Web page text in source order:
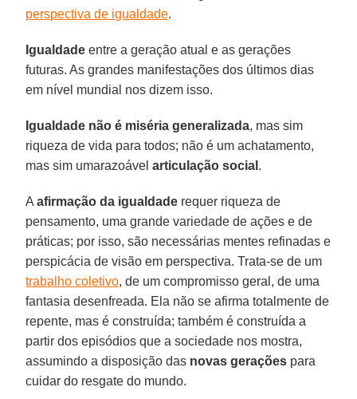
perspectiva de igualdade.
Igualdade entre a geração atual e as gerações
futuras. As grandes manifestações dos últimos dias
em nível mundial nos dizem isso.
Igualdade não é miséria generalizada, mas sim
riqueza de vida para todos; não é um achatamento,
mas sim umarazoávelarticulação social .
Aafirmação da igualdade requer riqueza de
pensamento, uma grande variedade de ações e de
práticas; por isso, são necessárias mentes refinadas e
perspicácia de visão em perspectiva. Trata-se de um
trabalho coletivo, de um compromisso geral, de uma
fantasia desenfreada. Ela não se afirma totalmente de
repente, mas é construída; também é construída a
partir dos episódios que a sociedade nos mostra,
assumindo a disposição das novas gerações para
cuidar do resgate do mundo.